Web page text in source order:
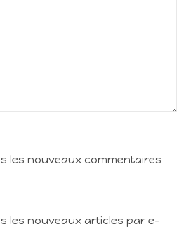
les nouveaux commentaires
les nouveaux articles par e-